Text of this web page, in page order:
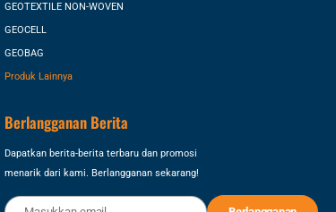
GEOTEXTILE NON-WOVEN
GEOCELL
GEOBAG
Produk Lainnya
Berlangganan Berita
Dapatkan berita-berita terbaru dan promosi
menarik dari kami. Berlangganan sekarang!